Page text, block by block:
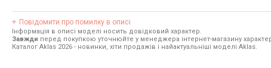
Повідомити про помилку в описі
Інформація в описі моделі носить довідковий характер.
Завжди перед покупкою уточнюйте у менеджера інтернет-магазину
Каталог Aklas 2026 - новинки, хіти продажів і найактуальніші моделі Aklas.